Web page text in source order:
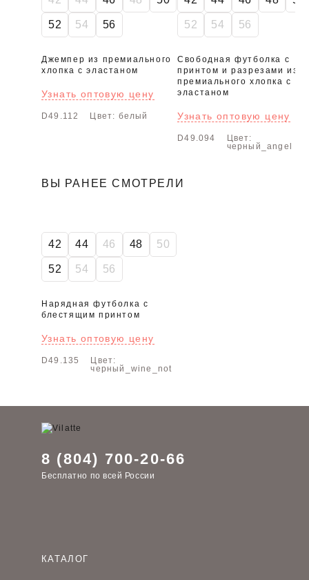
52 54 56
Джемпер из премиального
хлопка с эластаном
Узнать оптовую цену
D49.112 Цвет: белый
52 54 56
Свободная футболка с
принтом и разрезами из
премиального хлопка с
эластаном
Узнать оптовую цену
D49.094
Цвет:
черный_angel
ВЫ РАНЕЕ СМОТРЕЛИ
42 44 46 48 50
52 54 56
Нарядная футболка с
блестящим принтом
Узнать оптовую цену
D49.135
Цвет:
черный_wine_not
8 (804) 700-20-66
Бесплатно по всей России
КАТАЛОГ